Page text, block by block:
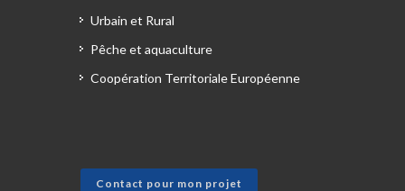
Urbain et Rural
Pêche et aquaculture
Coopération Territoriale Européenne
Contact pour mon projet